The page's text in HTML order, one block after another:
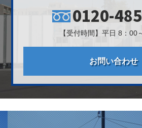
0120-
【受付時間】平日 8：00
お問い合わせ